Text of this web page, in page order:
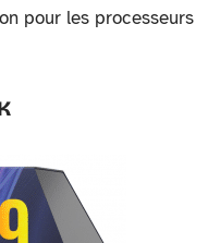
pour les processeurs